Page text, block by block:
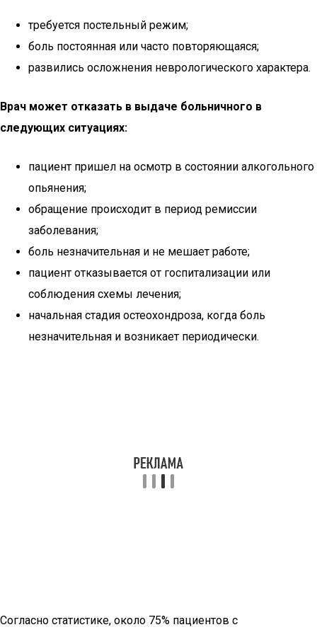
требуется постельный режим;
боль постоянная или часто повторяющаяся;
развились осложнения неврологического характера.
Врач может отказать в выдаче больничного в
следующих ситуациях:
пациент пришел на осмотр в состоянии алкогольного
опьянения;
обращение происходит в период ремиссии
заболевания;
боль незначительная и не мешает работе;
пациент отказывается от госпитализации или
соблюдения схемы лечения;
начальная стадия остеохондроза, когда боль
незначительная и возникает периодически.
Согласно статистике, около 75% пациентов с